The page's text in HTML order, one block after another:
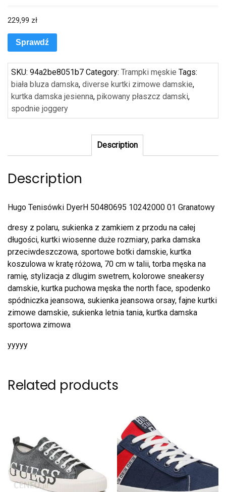
229,99 zł
Sprawdź
SKU: 94a2be8051b7 Category: Trampki męskie Tags:
biała bluza damska, diverse kurtki zimowe damskie,
kurtka damska jesienna, pikowany płaszcz damski,
spodnie joggery
Description
Description
Hugo Tenisówki DyerH 50480695 10242000 01 Granatowy
dresy z polaru, sukienka z zamkiem z przodu na całej
długości, kurtki wiosenne duże rozmiary, parka damska
przeciwdeszczowa, sportowe botki damskie, kurtka
koszulowa w kratę różowa, 70 cm w talii, torba męska na
ramię, stylizacja z dlugim swetrem, kolorowe sneakersy
damskie, kurtka puchowa męska the north face, spodenko
spódniczka jeansowa, sukienka jeansowa orsay, fajne kurtki
zimowe damskie, sukienka letnia tania, kurtka damska
sportowa zimowa
yyyyy
Related products